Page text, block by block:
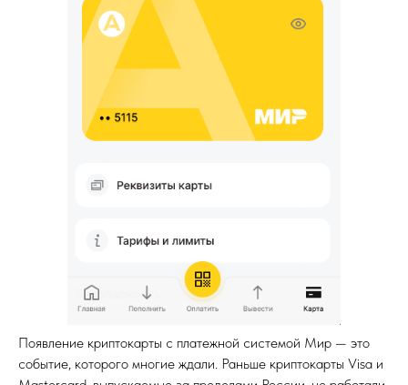
Появление криптокарты с платежной системой Мир — это
событие, которого многие ждали. Раньше криптокарты Visa и